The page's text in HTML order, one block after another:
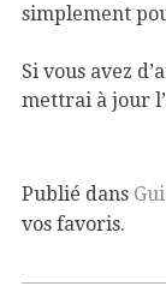
simplement
Si vous avez
mettrai à jour
Publié dans
vos favoris.